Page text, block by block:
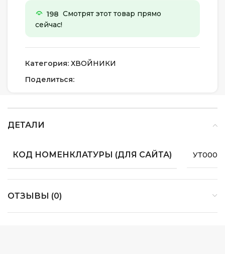
198 Смотрят этот товар прямо
сейчас!
Категория: ХВОЙНИКИ
Поделиться:
ДЕТАЛИ
КОД НОМЕНКЛАТУРЫ (ДЛЯ САЙТА)
ОТЗЫВЫ (0)